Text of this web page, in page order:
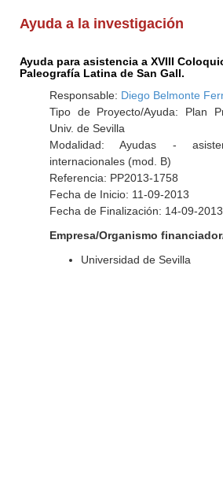
Ayuda a la investigación
Ayuda para asistencia a XVIII
Paleografía Latina de San Gall.
Responsable: Diego Belmonte
Tipo de Proyecto/Ayuda: Plan
Univ. de Sevilla
Modalidad: Ayudas -
internacionales (mod. B)
Referencia: PP2013-1758
Fecha de Inicio: 11-09-2013
Fecha de Finalización: 14-09-2013
Empresa/Organismo
Universidad de Sevilla